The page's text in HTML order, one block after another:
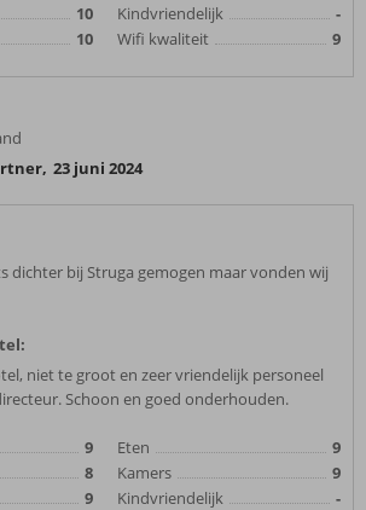
10
10
Kindvriendelijk
-
Wifi kwaliteit
9
, 23 juni 2024
dichter bij Struga gemogen maar vonden wij
niet te groot en zeer vriendelijk personeel
Schoon en goed onderhouden.
9
8
9
Eten
9
Kamers
9
Kindvriendelijk
-